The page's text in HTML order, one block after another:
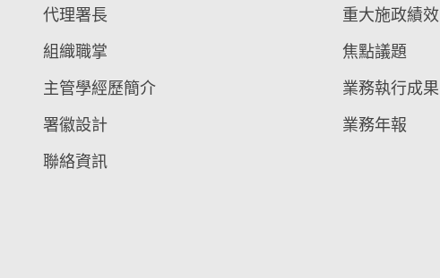
代理署長
組織職掌
主管學經歷簡介
署徽設計
聯絡資訊
重大施政績效
焦點議題
業務執行成果
業務年報